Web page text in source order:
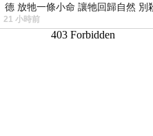
德 放牠一條小命 讓牠回歸自然 別
21 小時前